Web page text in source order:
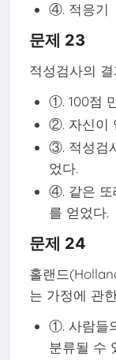
④. 적응기
문제 23
적성검사의
①. 100점
②. 자신이
③. 적성검
었다.
④. 같은 또
를 얻었다.
문제 24
홀랜드
는 가정에 관
①. 사람들
분류될 수